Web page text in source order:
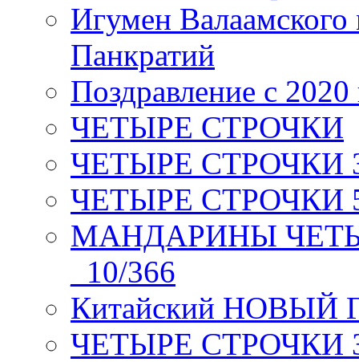
Игумен
Панкратий
Поздравление с 2020
ЧЕТЫРЕ СТРОЧКИ
ЧЕТЫРЕ СТРОЧКИ 3
ЧЕТЫРЕ СТРОЧКИ 5
МАНДАРИНЫ
_10/366
Китайский НОВЫЙ
ЧЕТЫРЕ СТРОЧКИ